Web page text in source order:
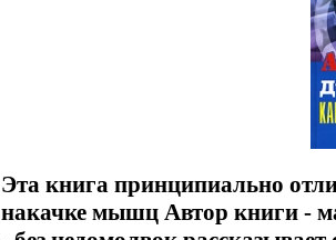
Эта книга принципиально
накачке мышц Автор книги -